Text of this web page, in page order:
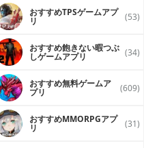
おすすめTPSゲームアプ
リ (53)
おすすめ飽きない暇つぶ
しゲームアプリ (34)
おすすめ無料ゲームア
プリ (609)
おすすめ MMORPGアプ
リ (31)